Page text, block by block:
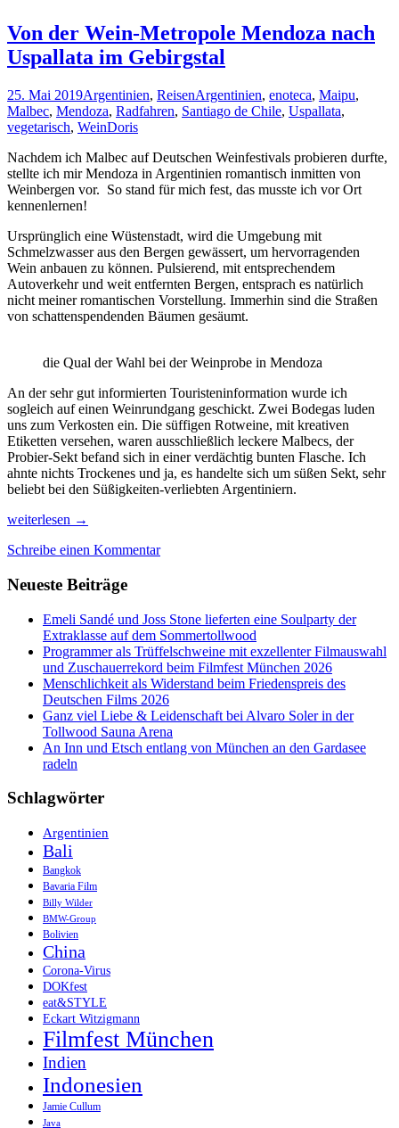
Radl-
&
Hauptstadt
de
Chile
Von der Wein-Metropole Mendoza nach
Uspallata im Gebirgstal
25. Mai 2019Argentinien, ReisenArgentinien, enoteca, Maipu,
Malbec, Mendoza, Radfahren, Santiago de Chile, Uspallata,
vegetarisch, WeinDoris
Nachdem ich Malbec auf Deutschen Weinfestivals probieren durfte,
stellte ich mir Mendoza in Argentinien romantisch inmitten von
Weinbergen vor. So stand für mich fest, das musste ich vor Ort
kennenlernen!
Ursprünglich eine Wüstenstadt, wird die Umgebung mit
Schmelzwasser aus den Bergen gewässert, um hervorragenden
Wein anbauen zu können. Pulsierend, mit entsprechendem
Autoverkehr und weit entfernten Bergen, entsprach es natürlich
nicht meiner romantischen Vorstellung. Immerhin sind die Straßen
von schattenspendenden Bäumen gesäumt.
die Qual der Wahl bei der Weinprobe in Mendoza
An der sehr gut informierten Touristeninformation wurde ich
sogleich auf einen Weinrundgang geschickt. Zwei Bodegas luden
uns zum Verkosten ein. Die süffigen Rotweine, mit kreativen
Etiketten versehen, waren ausschließlich leckere Malbecs, der
Probier-Sekt befand sich in einer verdächtig bunten Flasche. Ich
ahnte nichts Trockenes und ja, es handelte sich um süßen Sekt, sehr
beliebt bei den Süßigkeiten-verliebten Argentiniern.
Von
Wein-
Mendoza
Uspallata
Gebirgstal
weiterlesen →
Schreibe einen Kommentar
Neueste Beiträge
Emeli Sandé und Joss Stone lieferten eine Soulparty der
Extraklasse auf dem Sommertollwood
Programmer als Trüffelschweine mit exzellenter Filmauswahl
und Zuschauerrekord beim Filmfest München 2026
Menschlichkeit als Widerstand beim Friedenspreis des
Deutschen Films 2026
Ganz viel Liebe & Leidenschaft bei Alvaro Soler in der
Tollwood Sauna Arena
An Inn und Etsch entlang von München an den Gardasee
radeln
Schlagwörter
Argentinien
Bali
Bangkok
Bavaria Film
Billy Wilder
BMW-Group
Bolivien
China
Corona-Virus
DOKfest
eat&STYLE
Eckart Witzigmann
Filmfest München
Indien
Indonesien
Jamie Cullum
Java